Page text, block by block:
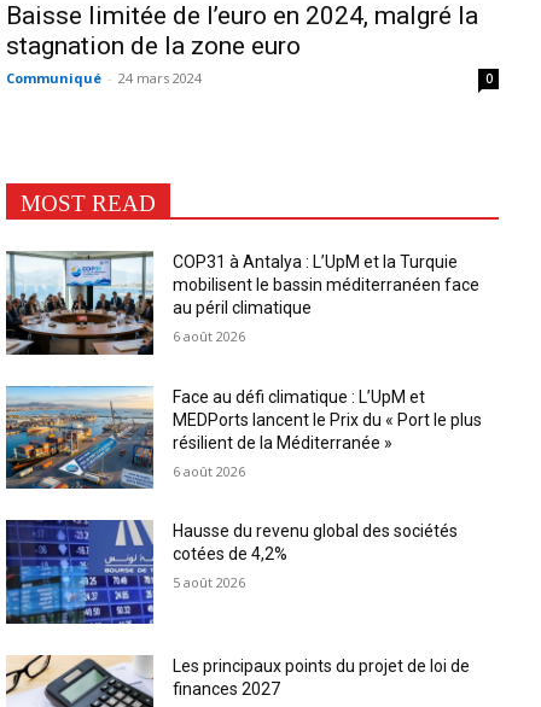
Baisse limitée de l’euro en 2024, malgré la
stagnation de la zone euro
Communiqué - 24 mars 2024 0
MOST READ
COP31 à Antalya : L’UpM et la Turquie
mobilisent le bassin méditerranéen face
au péril climatique
6 août 2026
Face au défi climatique : L’UpM et
MEDPorts lancent le Prix du « Port le plus
résilient de la Méditerranée »
6 août 2026
Hausse du revenu global des sociétés
cotées de 4,2%
5 août 2026
Les principaux points du projet de loi de
finances 2027